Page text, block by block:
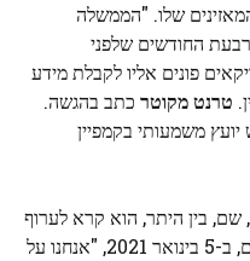
שלו. "הממשלה
החודשים שלפני
פונים אליו לקבלת מידע
טרנט מקוטר כתב בהגשה.
משמעותי בקמפיין
, שם, בין היתר, הוא קרא לערוף
ראשים בכירים בממשל ואמר למאזינים, ב-5 בינואר 2021, "אנחנו על